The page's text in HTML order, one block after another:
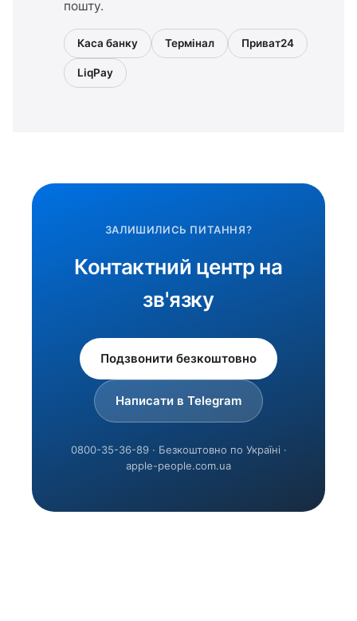
пошту.
Каса банку Термінал Приват24
LiqPay
ЗАЛИШИЛИСЬ ПИТАННЯ?
Контактний центр на
зв'язку
Подзвонити безкоштовно
Написати в Telegram
0800-35-36-89 · Безкоштовно по Україні ·
apple-people.com.ua